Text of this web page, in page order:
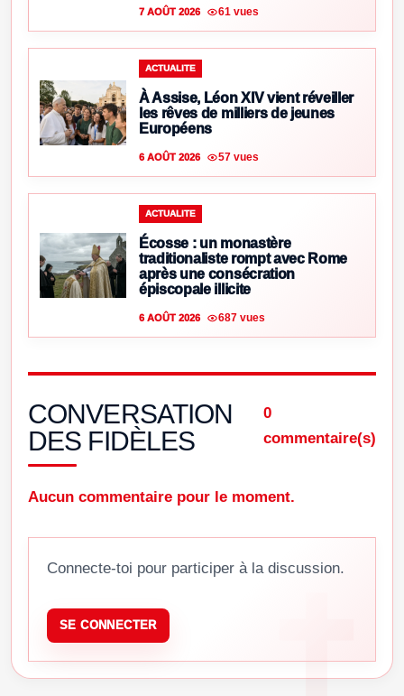
7 AOÛT 2026 61 vues
ACTUALITE
À Assise, Léon XIV vient réveiller
les rêves de milliers de jeunes
Européens
6 AOÛT 2026 57 vues
ACTUALITE
Écosse : un monastère
traditionaliste rompt avec Rome
après une consécration
épiscopale illicite
6 AOÛT 2026 687 vues
CONVERSATION
DES FIDÈLES
0
commentaire(s)
Aucun commentaire pour le moment.
Connecte-toi pour participer à la discussion.
SE CONNECTER